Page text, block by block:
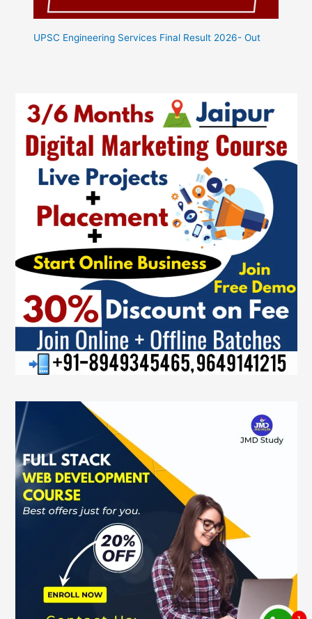
UPSC Engineering Services Final Result 2026- Out